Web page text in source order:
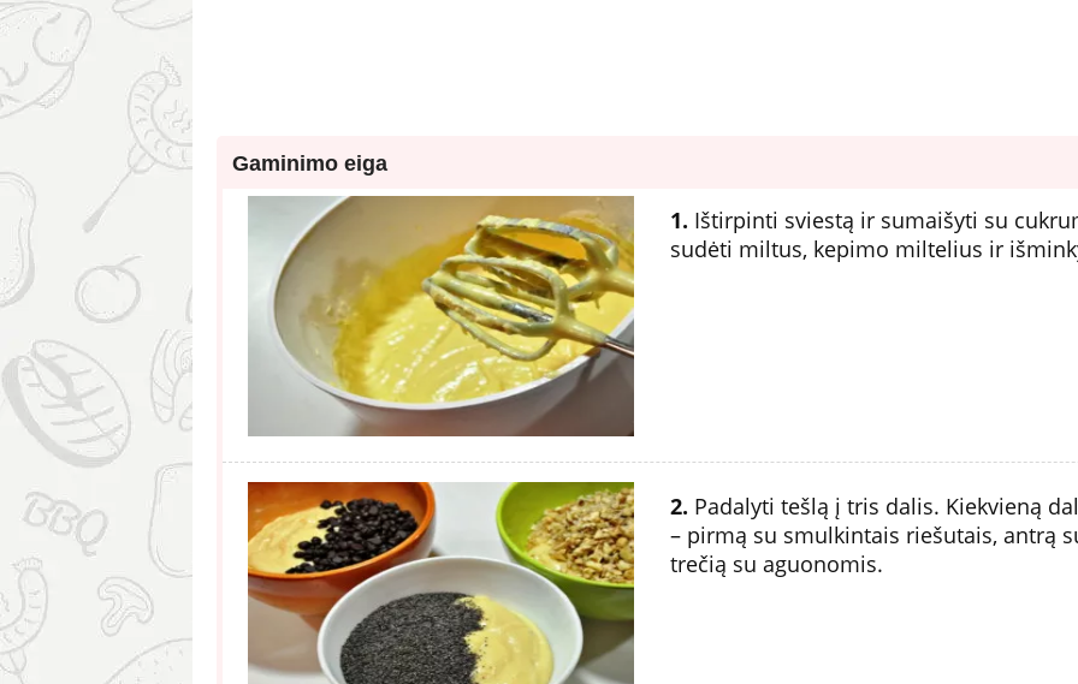
Gaminimo eiga
1. Ištirpinti sviestą ir sumaišyti su
sudėti miltus, kepimo miltelius ir
2. Padalyti tešlą į tris dalis. Kiekvieną
– pirmą su smulkintais riešutais, antrą
trečią su aguonomis.